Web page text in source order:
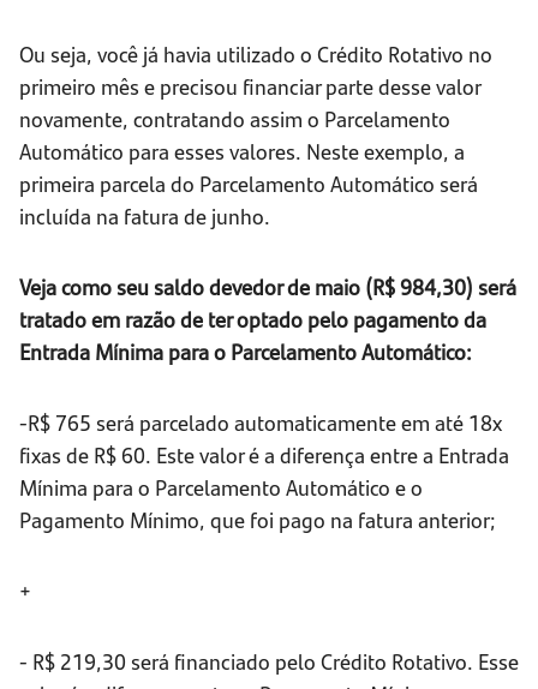
Ou seja, você já havia utilizado o Crédito Rotativo no
primeiro mês e precisou financiar parte desse valor
novamente, contratando assim o Parcelamento
Automático para esses valores. Neste exemplo, a
primeira parcela do Parcelamento Automático será
incluída na fatura de junho.
Veja como seu saldo devedor de maio (R$ 984,30) será
tratado em razão de ter optado pelo pagamento da
Entrada Mínima para o Parcelamento Automático:
-R$ 765 será parcelado automaticamente em até 18x
fixas de R$ 60. Este valor é a diferença entre a Entrada
Mínima para o Parcelamento Automático e o
Pagamento Mínimo, que foi pago na fatura anterior;
+
- R$ 219,30 será financiado pelo Crédito Rotativo. Esse